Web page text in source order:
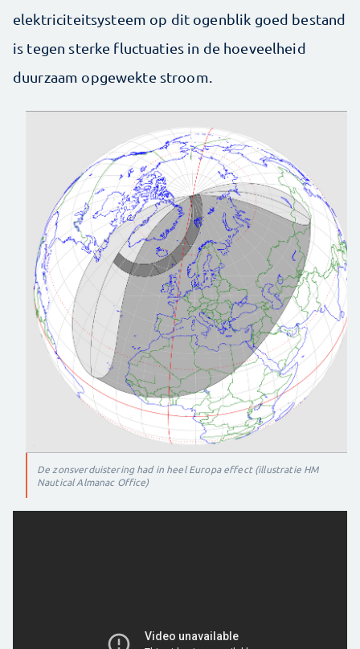
elektriciteitsysteem op dit ogenblik goed bestand
is tegen sterke fluctuaties in de hoeveelheid
duurzaam opgewekte stroom.
De zonsverduistering had in heel Europa effect (illustratie HM
Nautical Almanac Office)